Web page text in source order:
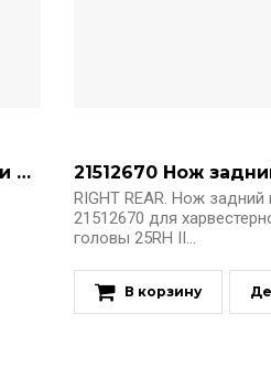
Задние сучкорезные ножи 21512667 Kesla 25RH II
RIGHT REAR. Нож задний
21512670 для
головы 25RH II...
В корзину